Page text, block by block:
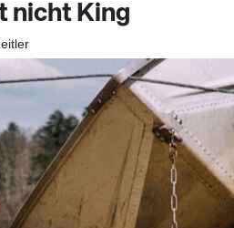
nicht King